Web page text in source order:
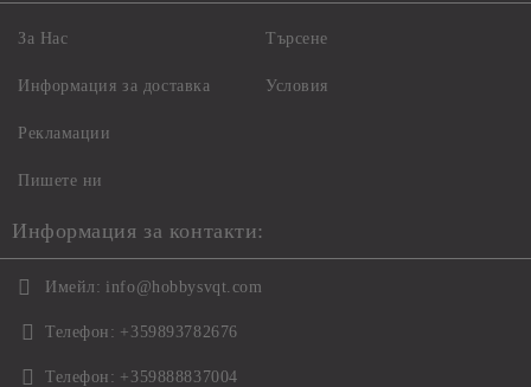
За Нас
Информация за доставка
Рекламации
Пишете ни
Търсене
Условия
Информация за контакти:
Имейл: info@hobbysvqt.com
Телефон: +359893782676
Телефон: +359888837004